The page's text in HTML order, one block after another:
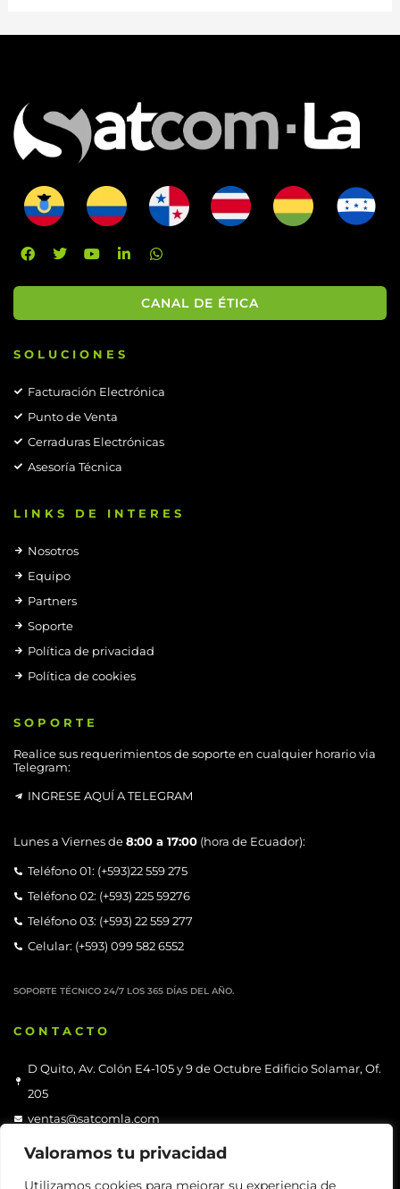
Valoramos tu privacidad
Utilizamos cookies para mejorar su experiencia de
CANAL DE ÉTICA
SOLUCIONES
Facturación Electrónica
Punto de Venta
Cerraduras Electrónicas
Asesoría Técnica
LINKS DE INTERES
Nosotros
Equipo
Partners
Soporte
Política de privacidad
Política de cookies
SOPORTE
Realice sus requerimientos de soporte en cualquier horario via
Telegram:
INGRESE AQUÍ A TELEGRAM
Lunes a Viernes de8:00 a 17:00 (hora de Ecuador):
Teléfono 01: (+593)22 559 275
Teléfono 02: (+593) 225 59276
Teléfono 03: (+593) 22 559 277
Celular: (+593) 099 582 6552
SOPORTE TÉCNICO 24/7 LOS 365 DÍAS DEL AÑO.
CONTACTO
D Quito, Av. Colón E4-105 y 9 de Octubre Edificio Solamar, Of.
205
ventas@satcomla.com
Teléfono: +593 9 6900 2818